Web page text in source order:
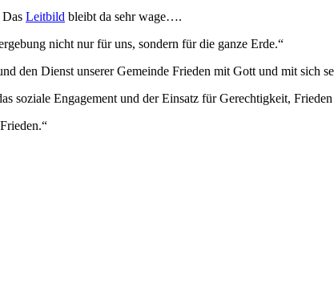
Leitbild bleibt da sehr wage….
nicht nur für uns, sondern für die ganze Erde.“
den Dienst unserer Gemeinde Frieden mit Gott und mit sich
soziale Engagement und der Einsatz für Gerechtigkeit,